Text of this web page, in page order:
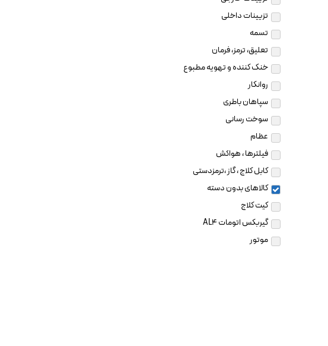
تزیینات داخلی
تسمه
تعلیق، ترمز، فرمان
خنک کننده و تهویه مطبوع
روانکار
سپاهان باطری
سوخت رسانی
عظام
فیلترها ، هواکش
کابل کلاج ، گاز ،ترمزدستی
کالاهای بدون دسته
کیت کلاج
گیربکس اتومات AL4
موتور